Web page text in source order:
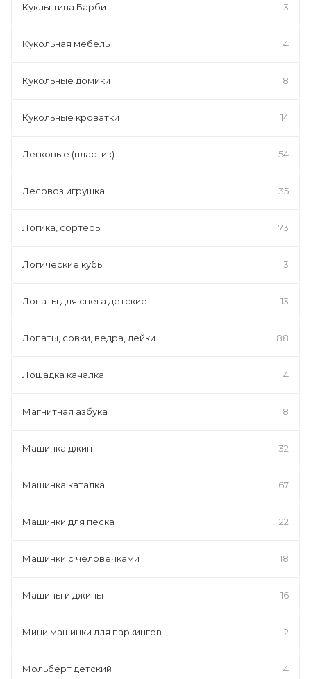
Куклы типа Барби 3
Кукольная мебель 4
Кукольные домики 8
Кукольные кроватки 14
Легковые (пластик) 54
Лесовоз игрушка 35
Логика, сортеры 73
Логические кубы 3
Лопаты для снега детские 13
Лопаты, совки, ведра, лейки 88
Лошадка качалка 4
Магнитная азбука 8
Машинка джип 32
Машинка каталка 67
Машинки для песка 22
Машинки с человечками 18
Машины и джипы 16
Мини машинки для паркингов 2
Мольберт детский 4